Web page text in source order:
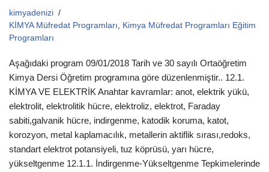
kimyadenizi
KİMYA Müfredat Programları, Kimya Müfredat Programları Eğitim
Programları
Aşağıdaki program 09/01/2018 Tarih ve 30 sayılı Ortaöğretim
Kimya Dersi Öğretim programına göre düzenlenmiştir.. 12.1.
KİMYA VE ELEKTRİK Anahtar kavramlar: anot, elektrik yükü,
elektrolit, elektrolitik hücre, elektroliz, elektrot, Faraday
sabiti,galvanik hücre, indirgenme, katodik koruma, katot,
korozyon, metal kaplamacılık, metallerin aktiflik sırası,redoks,
standart elektrot potansiyeli, tuz köprüsü, yarı hücre,
yükseltgenme 12.1.1. İndirgenme-Yükseltgenme Tepkimelerinde